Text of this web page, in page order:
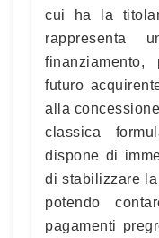
cui ha la
rappresenta
finanziamento,
futuro
alla
classica
dispone di
di stabilizzare
potendo
pagamenti